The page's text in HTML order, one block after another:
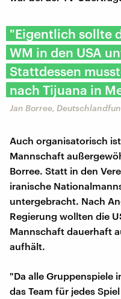
"Eigentlich sollte
WM in den USA
Stattdessen
nach Tijuana in
Jan Borree,
Auch organisatorisch
Mannschaft
Borree. Statt in den
iranische
untergebracht. Nach
Regierung wollten die
Mannschaft dauerhaft
aufhält.
"Da alle Gruppenspiele
das Team für jedes